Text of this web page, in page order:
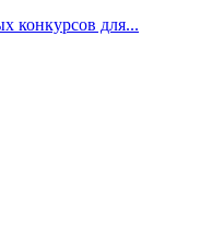
конкурсов для...